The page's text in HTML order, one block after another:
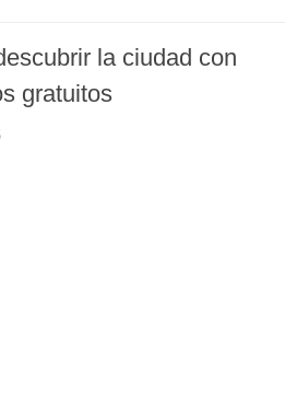
la ciudad con
gratuitos